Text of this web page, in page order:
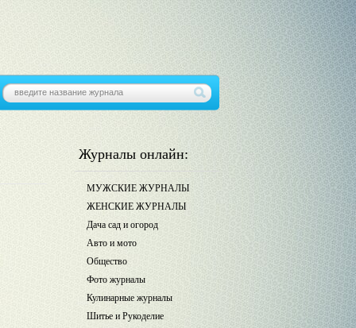
Журналы онлайн:
МУЖСКИЕ ЖУРНАЛЫ
ЖЕНСКИЕ ЖУРНАЛЫ
Дача сад и огород
Авто и мото
Общество
Фото журналы
Кулинарные журналы
Шитье и Рукоделие